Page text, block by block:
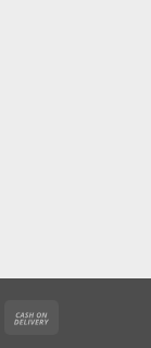
MasterCard